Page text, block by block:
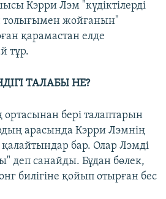
Кэрри Лэм "күдіктілерді
толығымен жойғанын"
қарамастан елде
тұр.
ТАЛАБЫ НЕ?
бері талаптарын
арасында Кэрри Лэмнің
қалайтындар бар. Олар Лэмді
деп санайды. Бұдан бөлек,
билігіне қойып отырған бес